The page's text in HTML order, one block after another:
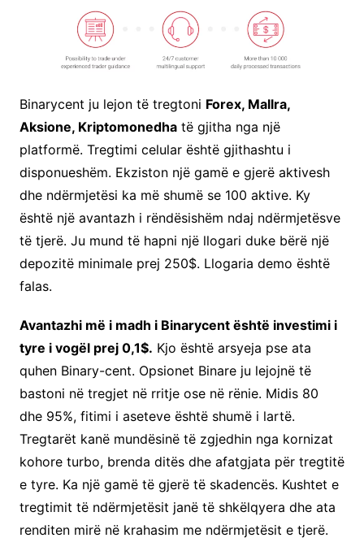
Binarycent ju lejon të tregtoni Forex, Mallra,
Aksione, Kriptomonedhatë gjitha nga një
platformë. Tregtimi celular është gjithashtu i
disponueshëm. Ekziston një gamë e gjerë aktivesh
dhe ndërmjetësi ka më shumë se 100 aktive. Ky
është një avantazh i rëndësishëm ndaj ndërmjetësve
të tjerë. Ju mund të hapni një llogari duke bërë një
depozitë minimale prej 250$. Llogaria demo është
falas.
Avantazhi më i madh i Binarycent është investimi i
tyre i vogël prej 0,1$. Kjo është arsyeja pse ata
quhen Binary-cent. Opsionet Binare ju lejojnë të
bastoni në tregjet në rritje ose në rënie. Midis 80
dhe 95%, fitimi i aseteve është shumë i lartë.
Tregtarët kanë mundësinë të zgjedhin nga kornizat
kohore turbo, brenda ditës dhe afatgjata për tregtitë
e tyre. Ka një gamë të gjerë të skadencës. Kushtet e
tregtimit të ndërmjetësit janë të shkëlqyera dhe ata
renditen mirë në krahasim me ndërmjetësit e tjerë.